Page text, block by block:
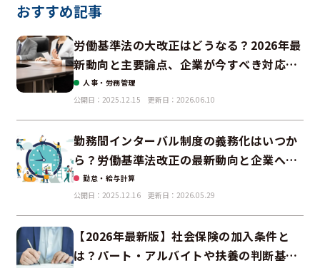
おすすめ記事
労働基準法の大改正はどうなる？2026年最
新動向と主要論点、企業が今すべき対応と
は【社労士が解説】
人事・労務管理
公開日：2025.12.15
更新日：2026.06.10
勤務間インターバル制度の義務化はいつか
ら？労働基準法改正の最新動向と企業への
影響
勤怠・給与計算
公開日：2025.12.16
更新日：2026.05.29
【2026年最新版】社会保険の加入条件と
は？パート・アルバイトや扶養の判断基準